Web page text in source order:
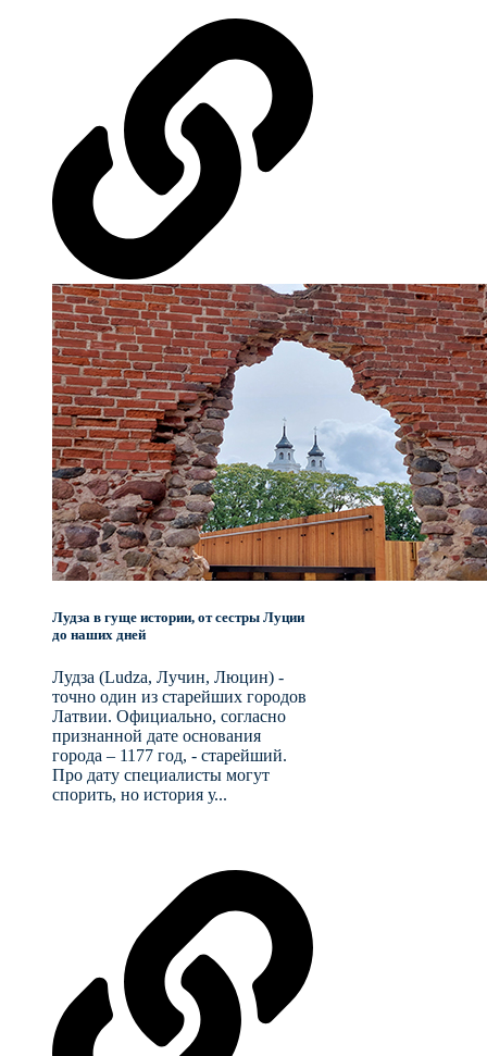
Лудза в гуще истории, от сестры Луции
до наших дней
Лудза (Ludza, Лучин, Люцин) -
точно один из старейших городов
Латвии. Официально, согласно
признанной дате основания
города – 1177 год, - старейший.
Про дату специалисты могут
спорить, но история у...